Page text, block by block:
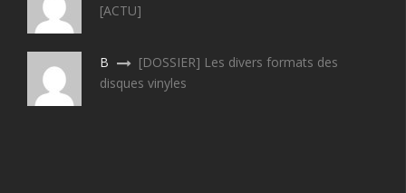
[ACTU]
B
[DOSSIER] Les divers formats des
disques vinyles